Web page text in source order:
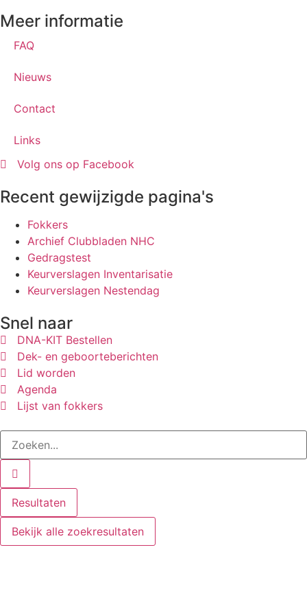
Meer informatie
FAQ
Nieuws
Contact
Links
Volg ons op Facebook
Recent gewijzigde pagina's
Fokkers
Archief Clubbladen NHC
Gedragstest
Keurverslagen Inventarisatie
Keurverslagen Nestendag
Snel naar
DNA-KIT Bestellen
Dek- en geboorteberichten
Lid worden
Agenda
Lijst van fokkers
Resultaten
Bekijk alle zoekresultaten